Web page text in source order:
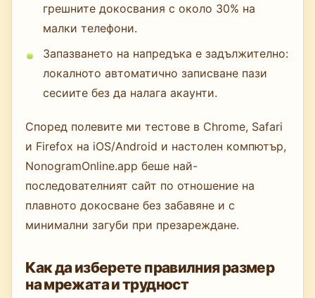
грешните докосвания с около 30% на
малки телефони.
Запазването на напредъка е задължително:
локалното автоматично записване пази
сесиите без да налага акаунти.
Според полевите ми тестове в Chrome, Safari
и Firefox на iOS/Android и настолен компютър,
NonogramOnline.app беше най-
последователният сайт по отношение на
плавното докосване без забавяне и с
минимални загуби при презареждане.
Как да изберете правилния размер
на мрежата и трудност